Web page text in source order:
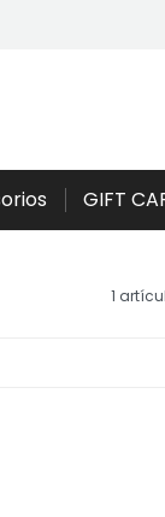
GIFT
1